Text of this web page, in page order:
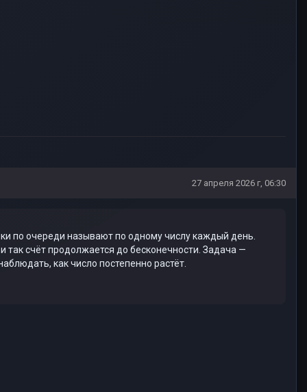
27 апреля 2026 г, 06:30
по очереди называют по одному числу каждый день.
так счёт продолжается до бесконечности. Задача —
как число постепенно растёт.